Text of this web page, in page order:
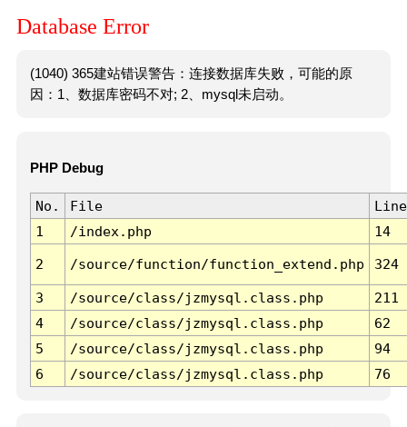
Database Error
(1040) 365建站错误警告：连接数据库失败，可能的原
因：1、数据库密码不对; 2、mysql未启动。
PHP Debug
No. File
Line
1
/index.php 14
2 /source/function/function_extend.php 324
3 /source/class/jzmysql.class.php
211
4
/source/class/jzmysql.class.php
62
5
/source/class/jzmysql.class.php
94
6
/source/class/jzmysql.class.php 76